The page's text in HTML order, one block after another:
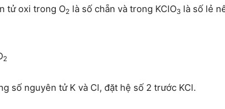
tử oxi trong O2 là số chẵn và trong KClO3 là số lẻ
2
số nguyên tử K và Cl, đặt hệ số 2 trước KCl.